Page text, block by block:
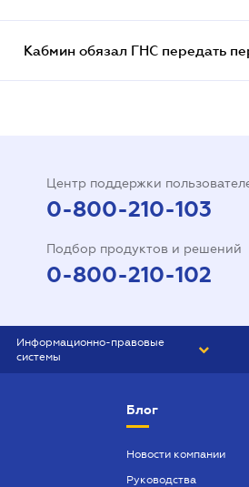
Кабмин обязал ГНС передать
Центр поддержки
0-800-210-103
Подбор продуктов и решений
0-800-210-102
Информационно-правовые
системы
БУХГАЛТЕР ПРОФ
Блог
Новости компании
Руководства